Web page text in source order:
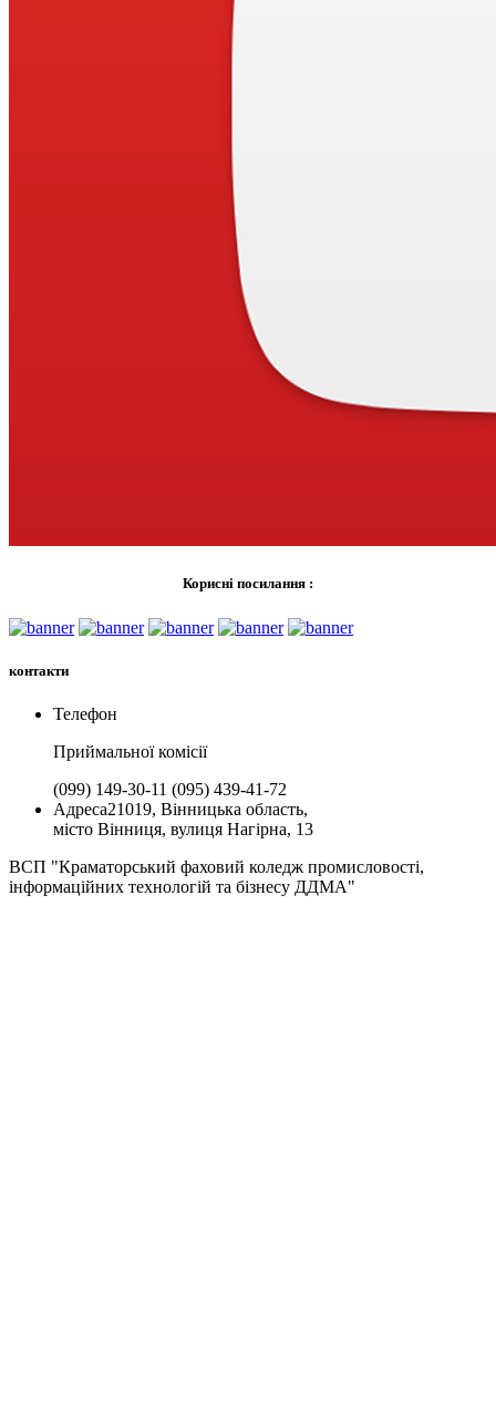
Корисні посилання :
контакти
Телефон
Приймальної комiсії
(099) 149-30-11 (095) 439-41-72
Адреса21019, Вінницька область,
місто Вінниця, вулиця Нагірна, 13
ВСП "Краматорський фаховий коледж промисловості,
інформаційних технологій та бізнесу ДДМА"